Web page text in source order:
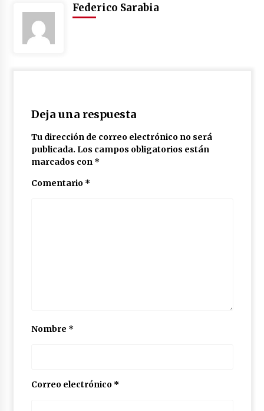
Federico Sarabia
Deja una respuesta
Tu dirección de correo electrónico no será
publicada. Los campos obligatorios están
marcados con *
Comentario *
Nombre *
Correo electrónico *